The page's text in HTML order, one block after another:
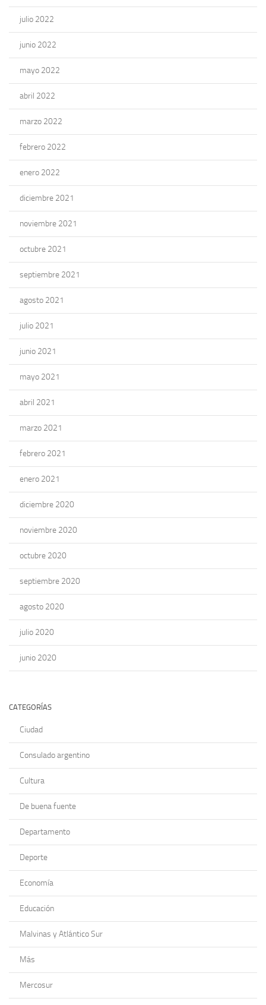
julio 2022
junio 2022
mayo 2022
abril 2022
marzo 2022
febrero 2022
enero 2022
diciembre 2021
noviembre 2021
octubre 2021
septiembre 2021
agosto 2021
julio 2021
junio 2021
mayo 2021
abril 2021
marzo 2021
febrero 2021
enero 2021
diciembre 2020
noviembre 2020
octubre 2020
septiembre 2020
agosto 2020
julio 2020
junio 2020
CATEGORÍAS
Ciudad
Consulado argentino
Cultura
De buena fuente
Departamento
Deporte
Economía
Educación
Malvinas y Atlántico Sur
Más
Mercosur